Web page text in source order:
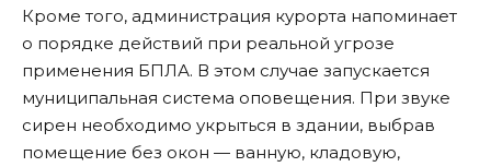
Кроме того, администрация курорта напоминает
о порядке действий при реальной угрозе
применения БПЛА. В этом случае запускается
муниципальная система оповещения. При звуке
сирен необходимо укрыться в здании, выбрав
помещение без окон — ванную, кладовую,